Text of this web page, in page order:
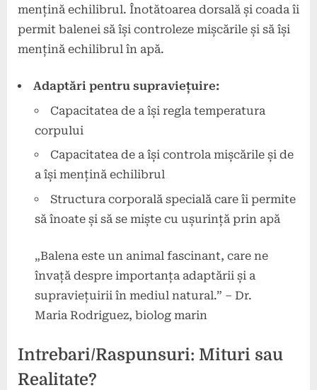
mențină echilibrul. Înotătoarea dorsală și coada îi
permit balenei să își controleze mișcările și să își
mențină echilibrul în apă.
Adaptări pentru supraviețuire:
Capacitatea de a își regla temperatura
corpului
Capacitatea de a își controla mișcările și de
a își mențină echilibrul
Structura corporală specială care îi permite
să înoate și să se miște cu ușurință prin apă
„Balena este un animal fascinant, care ne
învață despre importanța adaptării și a
supraviețuirii în mediul natural.” – Dr.
Maria Rodriguez, biolog marin
Intrebari/Raspunsuri: Mituri sau
Realitate?